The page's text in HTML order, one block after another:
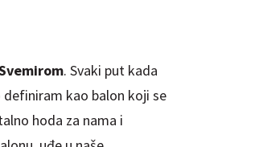
. Svaki put kada
kao balon koji se
hoda za nama i